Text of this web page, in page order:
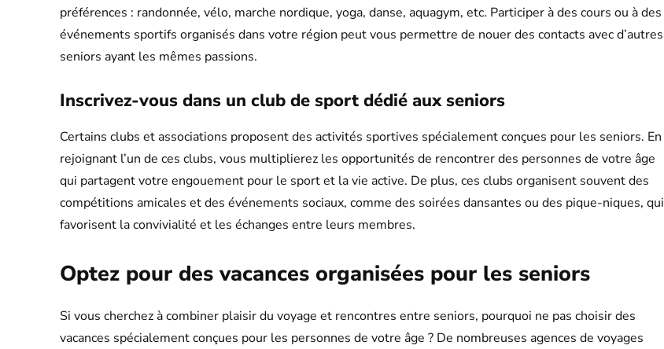
préférences : randonnée, vélo, marche nordique, yoga, danse, aquagym, etc. Participer à des cours ou à des
événements sportifs organisés dans votre région peut vous permettre de nouer des contacts avec d’autres
seniors ayant les mêmes passions.
Inscrivez-vous dans un club de sport dédié aux seniors
Certains clubs et associations proposent des activités sportives spécialement conçues pour les seniors. En
rejoignant l’un de ces clubs, vous multiplierez les opportunités de rencontrer des personnes de votre âge
qui partagent votre engouement pour le sport et la vie active. De plus, ces clubs organisent souvent des
compétitions amicales et des événements sociaux, comme des soirées dansantes ou des pique-niques, qui
favorisent la convivialité et les échanges entre leurs membres.
Optez pour des vacances organisées pour les seniors
Si vous cherchez à combiner plaisir du voyage et rencontres entre seniors, pourquoi ne pas choisir des
vacances spécialement conçues pour les personnes de votre âge ? De nombreuses agences de voyages